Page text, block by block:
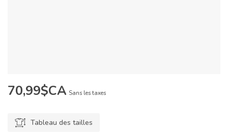
70,99$CA Sans les taxes
Tableau des tailles